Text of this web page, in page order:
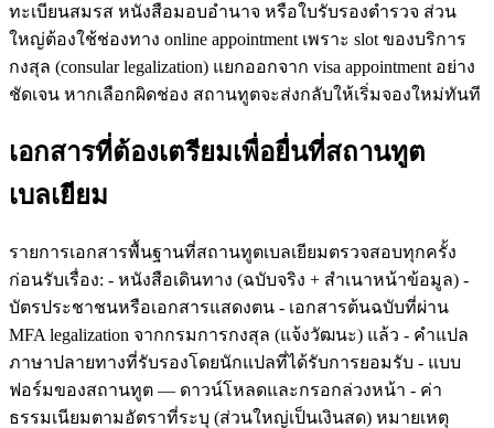
ทะเบียนสมรส หนังสือมอบอำนาจ หรือใบรับรองตำรวจ ส่วน
ใหญ่ต้องใช้ช่องทาง online appointment เพราะ slot ของบริการ
กงสุล (consular legalization) แยกออกจาก visa appointment อย่าง
ชัดเจน หากเลือกผิดช่อง สถานทูตจะส่งกลับให้เริ่มจองใหม่ทันที
เอกสารที่ต้องเตรียมเพื่อยื่นที่สถานทูต
เบลเยียม
รายการเอกสารพื้นฐานที่สถานทูตเบลเยียมตรวจสอบทุกครั้ง
ก่อนรับเรื่อง: - หนังสือเดินทาง (ฉบับจริง + สำเนาหน้าข้อมูล) -
บัตรประชาชนหรือเอกสารแสดงตน - เอกสารต้นฉบับที่ผ่าน
MFA legalization จากกรมการกงสุล (แจ้งวัฒนะ) แล้ว - คำแปล
ภาษาปลายทางที่รับรองโดยนักแปลที่ได้รับการยอมรับ - แบบ
ฟอร์มของสถานทูต — ดาวน์โหลดและกรอกล่วงหน้า - ค่า
ธรรมเนียมตามอัตราที่ระบุ (ส่วนใหญ่เป็นเงินสด) หมายเหตุ